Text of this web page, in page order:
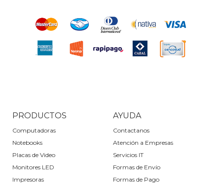
PRODUCTOS
Computadoras
Notebooks
Placas de Video
Monitores LED
Impresoras
AYUDA
Contactanos
Atención a Empresas
Servicios IT
Formas de Envío
Formas de Pago